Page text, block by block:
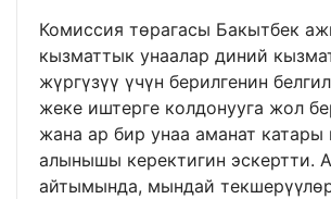
Комиссия төрагасы Бакытбек
кызматтык унаалар диний
жүргүзүү үчүн берилгенин
жеке иштерге колдонууга жол
жана ар бир унаа аманат катары
алынышы керектигин эскертти.
айтымында, мындай